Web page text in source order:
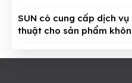
SUN có cung cấp dịch
thuật cho sản phẩm